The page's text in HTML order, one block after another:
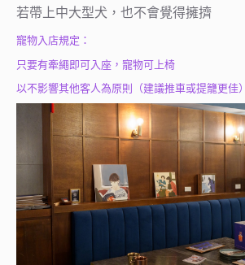
若帶上中大型犬，也不會覺得擁擠
寵物入店規定：
只要有牽繩即可入座，寵物可上椅
以不影響其他客人為原則（建議推車或提籠更佳）